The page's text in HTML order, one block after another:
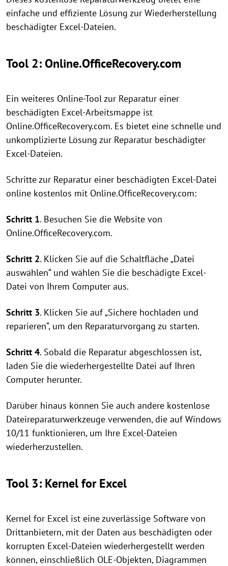
einfache und effiziente Lösung zur Wiederherstellung
beschädigter Excel-Dateien.
Tool 2: Online.OfficeRecovery.com
Ein weiteres Online-Tool zur Reparatur einer
beschädigten Excel-Arbeitsmappe ist
Online.OfficeRecovery.com. Es bietet eine schnelle und
unkomplizierte Lösung zur Reparatur beschädigter
Excel-Dateien.
Schritte zur Reparatur einer beschädigten Excel-Datei
online kostenlos mit Online.OfficeRecovery.com:
Schritt 1. Besuchen Sie die Website von
Online.OfficeRecovery.com.
Schritt 2. Klicken Sie auf die Schaltfläche „Datei
auswählen“ und wählen Sie die beschädigte Excel-
Datei von Ihrem Computer aus.
Schritt 3. Klicken Sie auf „Sichere hochladen und
reparieren“, um den Reparaturvorgang zu starten.
Schritt 4. Sobald die Reparatur abgeschlossen ist,
laden Sie die wiederhergestellte Datei auf Ihren
Computer herunter.
Darüber hinaus können Sie auch andere kostenlose
Dateireparaturwerkzeuge verwenden, die auf Windows
10/11 funktionieren, um Ihre Excel-Dateien
wiederherzustellen.
Tool 3: Kernel for Excel
Kernel for Excel ist eine zuverlässige Software von
Drittanbietern, mit der Daten aus beschädigten oder
korrupten Excel-Dateien wiederhergestellt werden
können, einschließlich OLE-Objekten, Diagrammen